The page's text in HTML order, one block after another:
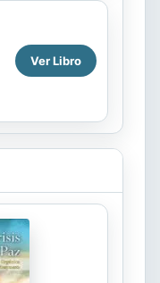
Ver Libro